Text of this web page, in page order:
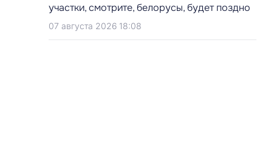
участки, смотрите, белорусы, будет поздно
07 августа 2026 18:08